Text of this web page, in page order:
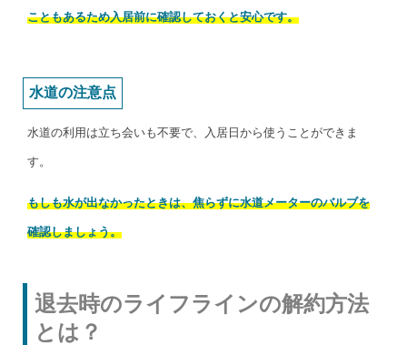
こともあるため入居前に確認しておくと安心です。
水道の注意点
水道の利用は立ち会いも不要で、入居日から使うことができま
す。
もしも水が出なかったときは、焦らずに水道メーターのバルブを
確認しましょう。
退去時のライフラインの解約方法
とは？